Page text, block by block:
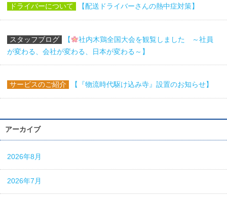
ドライバーについて 【配送ドライバーさんの熱中症対策】
スタッフブログ 【
社内木鶏全国大会を観覧しました ～社員
が変わる、会社が変わる、日本が変わる～】
サービスのご紹介 【『物流時代駆け込み寺』設置のお知らせ】
アーカイブ
2026年8月
2026年7月